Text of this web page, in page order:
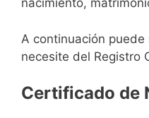
nacimiento,
A continuación
necesite del Registro
Certificado de